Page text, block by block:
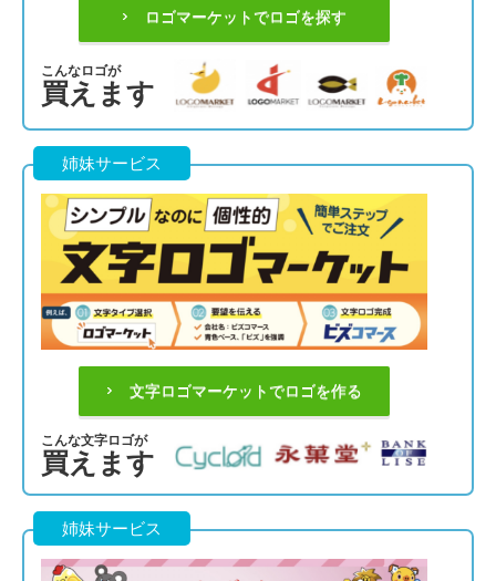
ロゴマーケットでロゴを探す
こんなロゴが
買えます
姉妹サービス
文字ロゴマーケットでロゴを作る
こんな文字ロゴが
買えます
姉妹サービス